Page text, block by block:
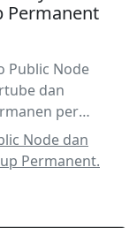
Permanent
Public Node
dan
per
Node dan
Permanent.